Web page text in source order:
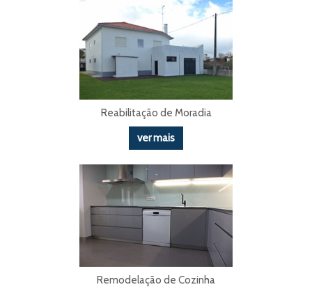
Reabilitação de Moradia
ver mais
Remodelação de Cozinha